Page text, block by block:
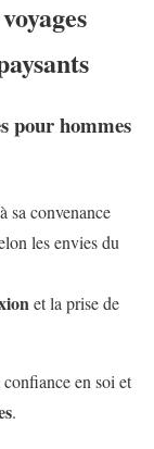
pour hommes
sa convenance
les envies du
et la prise de
en soi et
.